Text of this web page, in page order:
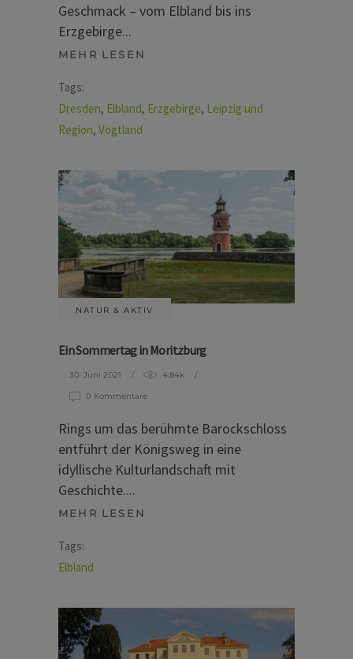
Geschmack – vom Elbland bis ins
Erzgebirge
MEHR LESEN
Tags:
Dresden, Elbland, Erzgebirge, Leipzig und
Region, Vogtland
NATUR & AKTIV
Ein Sommertag in Moritzburg
30. Juni 2021 4.84k
0 Kommentare
Rings um das berühmte Barockschloss
entführt der Königsweg in eine
idyllische Kulturlandschaft mit
Geschichte.
MEHR LESEN
Tags:
Elbland